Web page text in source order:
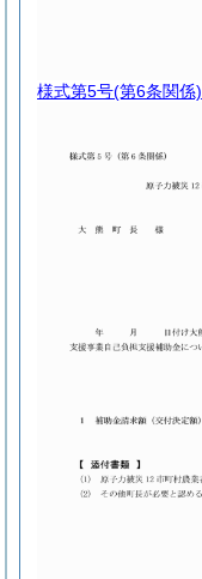
様式第5号(第6条関係)